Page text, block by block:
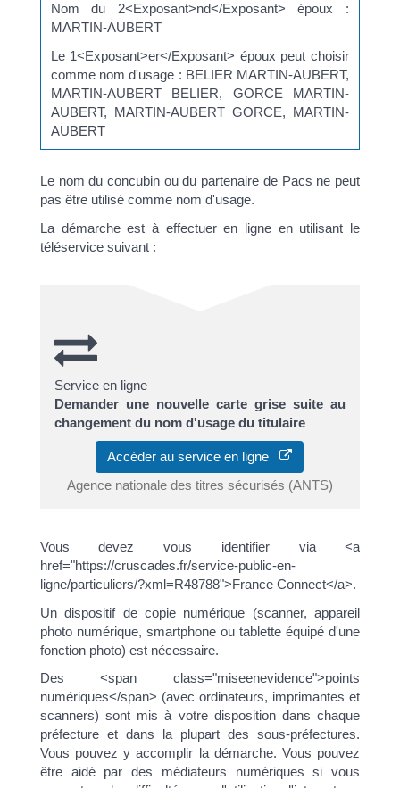
Nom du 2<Exposant>nd</Exposant> époux :
MARTIN-AUBERT
Le 1<Exposant>er</Exposant> époux peut choisir
comme nom d'usage : BELIER MARTIN-AUBERT,
MARTIN-AUBERT BELIER, GORCE MARTIN-
AUBERT, MARTIN-AUBERT GORCE, MARTIN-
AUBERT
Le nom du concubin ou du partenaire de Pacs ne peut
pas être utilisé comme nom d'usage.
La démarche est à effectuer en ligne en utilisant le
téléservice suivant :
Service en ligne
Demander une nouvelle carte grise suite au
changement du nom d'usage du titulaire
Accéder au service en ligne
Agence nationale des titres sécurisés (ANTS)
Vous devez vous identifier via <a
href="https://cruscades.fr/service-public-en-
ligne/particuliers/?xml=R48788">France Connect</a>.
Un dispositif de copie numérique (scanner, appareil
photo numérique, smartphone ou tablette équipé d'une
fonction photo) est nécessaire.
Des <span class="miseenevidence">points
numériques</span> (avec ordinateurs, imprimantes et
scanners) sont mis à votre disposition dans chaque
préfecture et dans la plupart des sous-préfectures.
Vous pouvez y accomplir la démarche. Vous pouvez
être aidé par des médiateurs numériques si vous